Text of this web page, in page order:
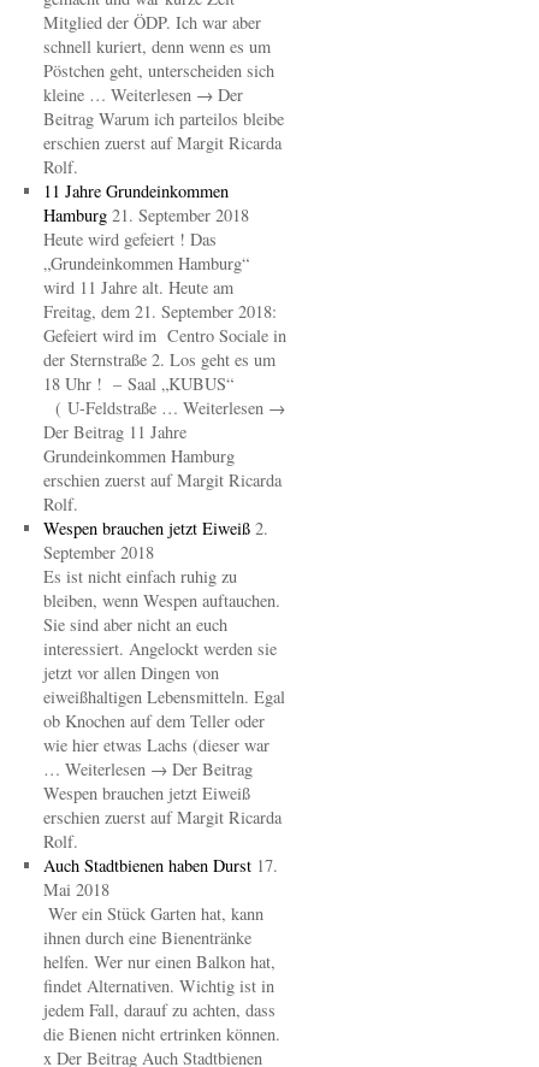
Mitglied der ÖDP. Ich war aber
schnell kuriert, denn wenn es um
Pöstchen geht, unterscheiden sich
kleine … Weiterlesen → Der
Beitrag Warum ich parteilos bleibe
erschien zuerst auf Margit Ricarda
Rolf.
11 Jahre Grundeinkommen
Hamburg 21. September 2018
Heute wird gefeiert ! Das
„Grundeinkommen Hamburg“
wird 11 Jahre alt. Heute am
Freitag, dem 21. September 2018:
Gefeiert wird im Centro Sociale in
der Sternstraße 2. Los geht es um
18 Uhr ! – Saal „KUBUS“
( U-Feldstraße … Weiterlesen →
Der Beitrag 11 Jahre
Grundeinkommen Hamburg
erschien zuerst auf Margit Ricarda
Rolf.
Wespen brauchen jetzt Eiweiß 2.
September 2018
Es ist nicht einfach ruhig zu
bleiben, wenn Wespen auftauchen.
Sie sind aber nicht an euch
interessiert. Angelockt werden sie
jetzt vor allen Dingen von
eiweißhaltigen Lebensmitteln. Egal
ob Knochen auf dem Teller oder
wie hier etwas Lachs (dieser war
… Weiterlesen → Der Beitrag
Wespen brauchen jetzt Eiweiß
erschien zuerst auf Margit Ricarda
Rolf.
Auch Stadtbienen haben Durst 17.
Mai 2018
Wer ein Stück Garten hat, kann
ihnen durch eine Bienentränke
helfen. Wer nur einen Balkon hat,
findet Alternativen. Wichtig ist in
jedem Fall, darauf zu achten, dass
die Bienen nicht ertrinken können.
x Der Beitrag Auch Stadtbienen